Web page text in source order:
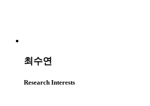
최수연
Research Interests